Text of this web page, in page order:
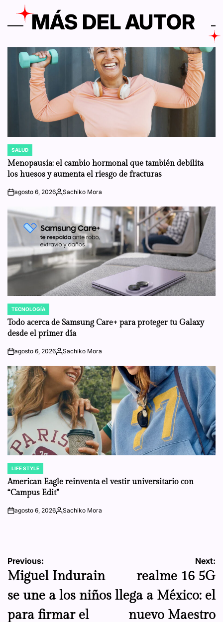
MÁS DEL AUTOR
POSTED
IN
SALUD
Menopausia: el cambio hormonal que también debilita
los huesos y aumenta el riesgo de fracturas
onagosto 6, 2026Posted
Sachiko Mora
POSTED
IN
TECNOLOGÍA
Todo acerca de Samsung Care+ para proteger tu Galaxy
desde el primer día
onagosto 6, 2026Posted
Sachiko Mora
POSTED
IN
LIFE STYLE
American Eagle reinventa el vestir universitario con
“Campus Edit”
onagosto 6, 2026Posted
Sachiko Mora
Navegación
de
entradas
Previous:
Miguel Indurain
se une a los niños
para firmar el
Next:
realme 16 5G
llega a México: el
nuevo Maestro